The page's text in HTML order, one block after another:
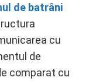
de batrâni
cu
de
comparat cu